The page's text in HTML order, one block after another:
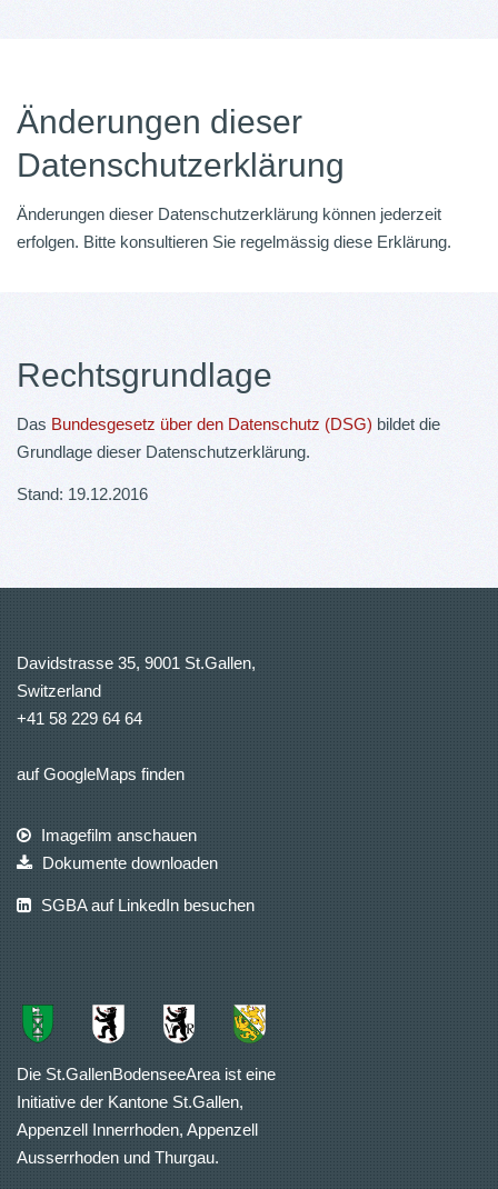
Änderungen dieser
Datenschutzerklärung
Änderungen dieser Datenschutzerklärung können jederzeit
erfolgen. Bitte konsultieren Sie regelmässig diese Erklärung.
Rechtsgrundlage
Das Bundesgesetz über den Datenschutz (DSG) bildet die
Grundlage dieser Datenschutzerklärung.
Stand: 19.12.2016
Davidstrasse 35, 9001 St.Gallen,
Switzerland
+41 58 229 64 64
auf GoogleMaps finden
Imagefilm anschauen
Dokumente downloaden
SGBA auf LinkedIn besuchen
Die St.GallenBodenseeArea ist eine
Initiative der Kantone St.Gallen,
Appenzell Innerrhoden, Appenzell
Ausserrhoden und Thurgau.